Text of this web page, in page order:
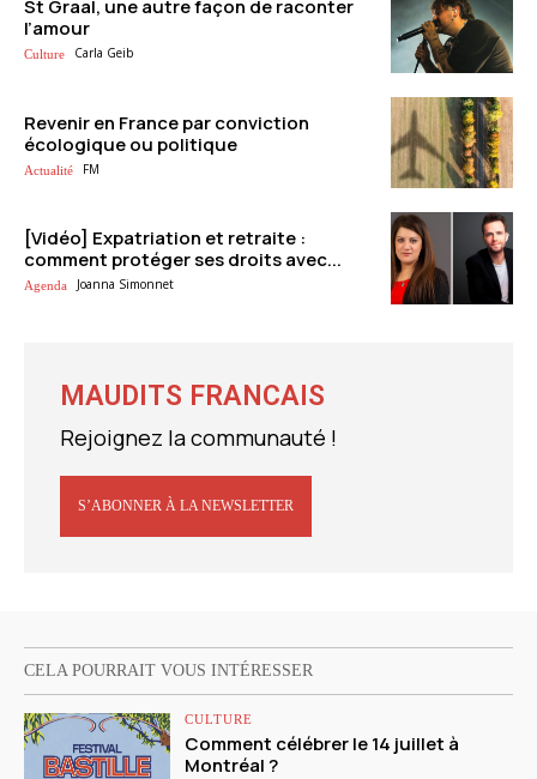
St Graal, une autre façon de raconter
l’amour
Culture Carla Geib
Revenir en France par conviction
écologique ou politique
Actualité FM
[Vidéo] Expatriation et retraite :
comment protéger ses droits avec...
Agenda Joanna Simonnet
MAUDITS FRANCAIS
Rejoignez la communauté !
S’ABONNER À LA NEWSLETTER
CELA POURRAIT VOUS INTÉRESSER
CULTURE
Comment célébrer le 14 juillet à
Montréal ?